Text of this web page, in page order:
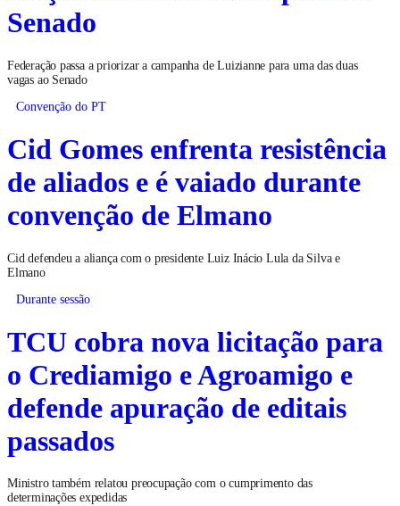
Senado
Federação passa a priorizar a campanha de Luizianne para uma das duas
vagas ao Senado
Convenção do PT
Cid Gomes enfrenta resistência
de aliados e é vaiado durante
convenção de Elmano
Cid defendeu a aliança com o presidente Luiz Inácio Lula da Silva e
Elmano
Durante sessão
TCU cobra nova licitação para
o Crediamigo e Agroamigo e
defende apuração de editais
passados
Ministro também relatou preocupação com o cumprimento das
determinações expedidas